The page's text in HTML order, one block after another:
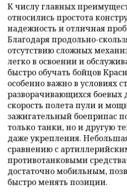
К числу главных
относились простота
надежность и отличная
Благодаря продольно-
отсутствию сложных
легко в освоении и
быстро обучать бойцов
особенно важно в условиях
разворачивающихся боевых
скорость полета пули и
зажигательный боеприпас
только танки, но и другую
даже укрепления.
сравнению с
противотанковыми
достаточно мобильным,
быстро менять позиции.